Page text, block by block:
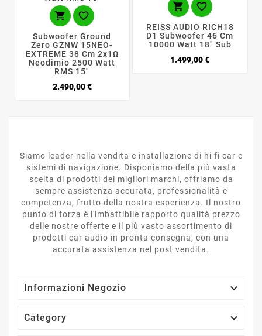
 
Subwoofer Ground
Zero GZNW 15NEO-
EXTREME 38 Cm 2x1Ω
Neodimio 2500 Watt
RMS 15"
2.490,00 €Prezzo
 
REISS AUDIO RICH18
D1 Subwoofer 46 Cm
10000 Watt 18" Sub
1.499,00 €Prezzo
Siamo leader nella vendita e installazione di hi fi car e
sistemi di navigazione. Disponiamo della più vasta
scelta di prodotti dei migliori marchi, offriamo da
sempre assistenza accurata, professionalità e
competenza, frutto della nostra esperienza. Il nostro
punto di forza è l'imbattibile rapporto qualità prezzo
delle nostre offerte e il più vasto assortimento di
prodotti car audio in pronta consegna, con una
accurata assistenza nel post vendita.
Informazioni Negozio 
Category 